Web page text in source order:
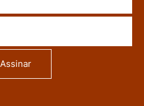
Assinar